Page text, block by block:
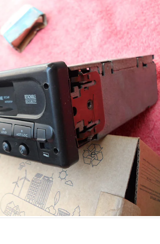
Original VW Gol GTS parati Voyage
se funciona tem que revisar
Fitas VolksLine
parati Voyage
tem plugue não
que revisar